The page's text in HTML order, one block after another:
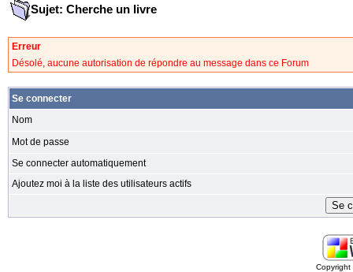
Sujet: Cherche un livre
Erreur
Désolé, aucune autorisation de répondre au message dans ce Forum
Se connecter
Nom
Mot de passe
Se connecter automatiquement
Ajoutez moi à la liste des utilisateurs actifs